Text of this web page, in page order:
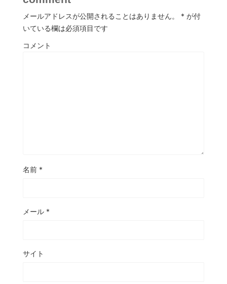
メールアドレスが公開されることはありません。 * が付
いている欄は必須項目です
コメント
名前 *
メール *
サイト